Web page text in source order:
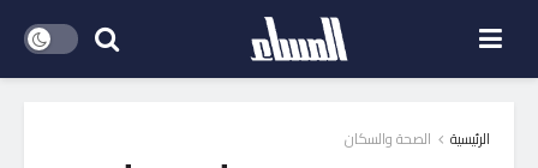
الرئيسية الصحة والسكان